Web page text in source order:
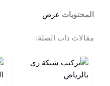
المحتويات عرض
مقالات ذات الصلة: